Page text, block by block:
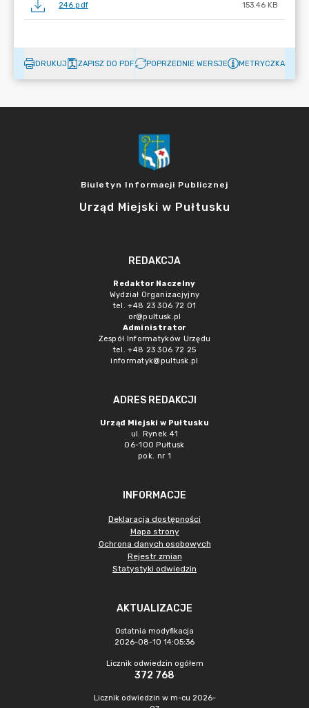
246.pdf 153.46 KB
DRUKUJ ZAPISZ DO PDF POPRZEDNIE WERSJE METRYCZKA
Biuletyn Informacji Publicznej
Urząd Miejski w Pułtusku
REDAKCJA
Redaktor Naczelny
Wydział Organizacjyjny
tel. +48 23 306 72 01
or@pultusk.pl
Administrator
Zespół Informatyków Urzędu
tel. +48 23 306 72 25
informatyk@pultusk.pl
ADRES REDAKCJI
Urząd Miejski w Pułtusku
ul. Rynek 41
06-100 Pułtusk
pok. nr 1
INFORMACJE
Deklaracja dostępności
Mapa strony
Ochrona danych osobowych
Rejestr zmian
Statystyki odwiedzin
AKTUALIZACJE
Ostatnia modyfikacja
2026-08-10 14:05:36
Licznik odwiedzin ogółem
372 768
Licznik odwiedzin w m-cu 2026-